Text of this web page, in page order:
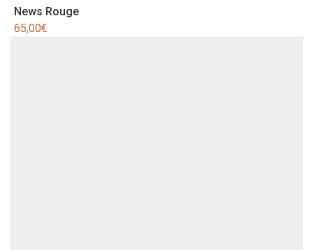
News Rouge
65,00€